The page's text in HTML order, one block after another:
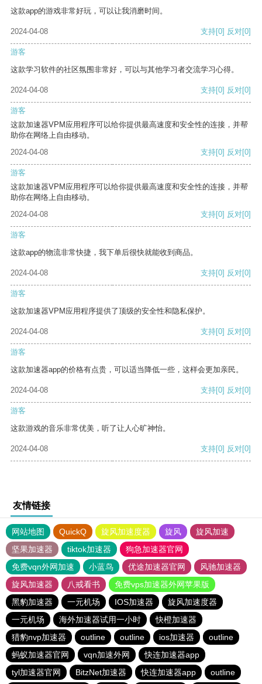
这款app的游戏非常好玩，可以让我消磨时间。
2024-04-08 支持[0] 反对[0]
游客
这款学习软件的社区氛围非常好，可以与其他学习者交流学习心得。
2024-04-08 支持[0] 反对[0]
游客
这款加速器VPM应用程序可以给你提供最高速度和安全性的连接，并帮
助你在网络上自由移动。
2024-04-08
支持[0] 反对[0]
游客
这款加速器VPM应用程序可以给你提供最高速度和安全性的连接，并帮
助你在网络上自由移动。
2024-04-08
支持[0] 反对[0]
游客
这款app的物流非常快捷，我下单后很快就能收到商品。
2024-04-08 支持[0] 反对[0]
游客
这款加速器VPM应用程序提供了顶级的安全性和隐私保护。
2024-04-08 支持[0] 反对[0]
游客
这款加速器app的价格有点贵，可以适当降低一些，这样会更加亲民。
2024-04-08 支持[0] 反对[0]
游客
这款游戏的音乐非常优美，听了让人心旷神怡。
2024-04-08 支持[0] 反对[0]
友情链接
网站地图 QuickQ 旋风加速度器 旋风
旋风加速
坚果加速器
tiktok加速器
狗急加速器官网
免费vqn外网加速
小蓝鸟 优途加速器官网
风驰加速器
旋风加速器
八戒看书
免费vps加速器外网苹果版
黑豹加速器
一元机场 IOS加速器
旋风加速度器
一元机场
海外加速器试用一小时
快橙加速器
猎豹nvp加速器
outline outline ios加速器
outline
蚂蚁加速器官网
vqn加速外网
快连加速器app
tyl加速器官网
BitzNet加速器 快连加速器app outline